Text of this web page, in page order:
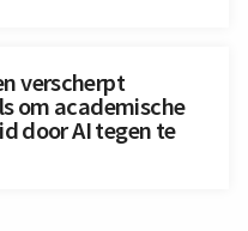
verscherpt
om academische
door AI tegen te